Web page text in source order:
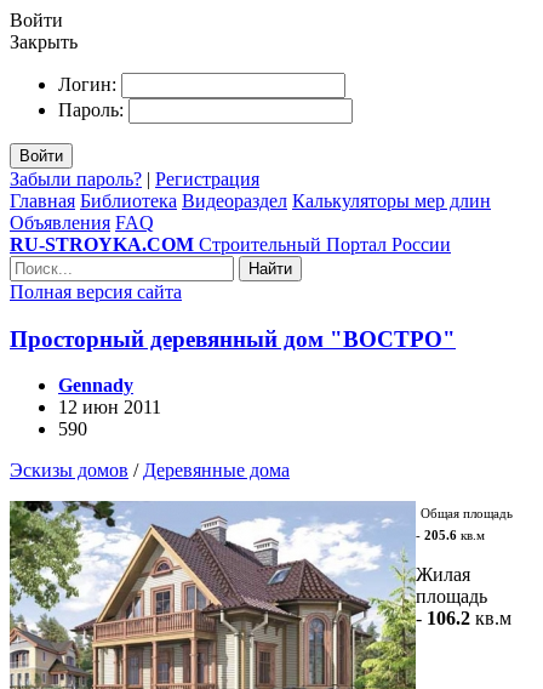
Войти
Закрыть
Логин:
Пароль:
Войти
Забыли пароль? | Регистрация
Главная Библиотека Видеораздел Калькуляторы мер длин
Объявления FAQ
RU-STROYKA.COM Строительный Портал России
Найти
Полная версия сайта
Просторный деревянный дом "ВОСТРО"
Gennady
12 июн 2011
590
Эскизы домов /Деревянные дома
Общая площадь
- 205.6 кв.м
Жилая
площадь
- 106.2 кв.м